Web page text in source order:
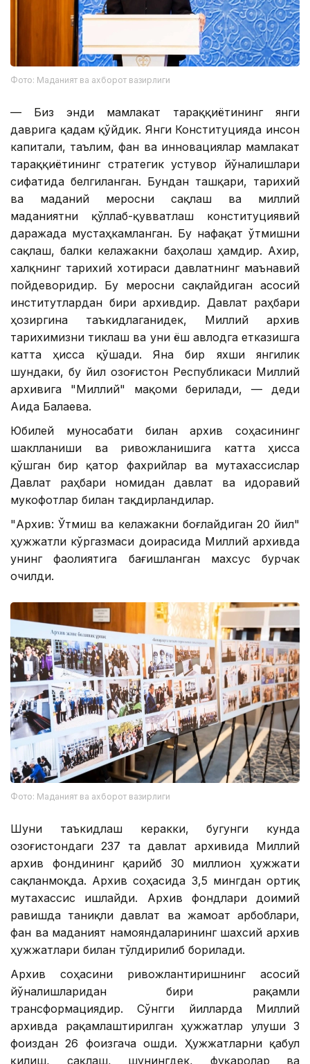
Фото: Маданият ва ахборот вазирлиги
— ​​Биз энди мамлакат тараққиётининг янги
даврига қадам қўйдик. Янги Конституцияда инсон
капитали, таълим, фан ва инновациялар мамлакат
тараққиётининг стратегик устувор йўналишлари
сифатида белгиланган. Бундан ташқари, тарихий
ва маданий меросни сақлаш ва миллий
маданиятни қўллаб-қувватлаш конституциявий
даражада мустаҳкамланган. Бу нафақат ўтмишни
сақлаш, балки келажакни баҳолаш ҳамдир. Ахир,
халқнинг тарихий хотираси давлатнинг маънавий
пойдеворидир. Бу меросни сақлайдиган асосий
институтлардан бири архивдир. Давлат раҳбари
ҳозиргина таъкидлаганидек, Миллий архив
тарихимизни тиклаш ва уни ёш авлодга етказишга
катта ҳисса қўшади. Яна бир яхши янгилик
шундаки, бу йил Қозоғистон Республикаси Миллий
архивига "Миллий" мақоми берилади, — деди
Аида Балаева.
Юбилей муносабати билан архив соҳасининг
шаклланиши ва ривожланишига катта ҳисса
қўшган бир қатор фахрийлар ва мутахассислар
Давлат раҳбари номидан давлат ва идоравий
мукофотлар билан тақдирландилар.
"Архив: Ўтмиш ва келажакни боғлайдиган 20 йил"
ҳужжатли кўргазмаси доирасида Миллий архивда
унинг фаолиятига бағишланган махсус бурчак
очилди.
Фото: Маданият ва ахборот вазирлиги
Шуни таъкидлаш керакки, бугунги кунда
Қозоғистондаги 237 та давлат архивида Миллий
архив фондининг қарийб 30 миллион ҳужжати
сақланмоқда. Архив соҳасида 3,5 мингдан ортиқ
мутахассис ишлайди. Архив фондлари доимий
равишда таниқли давлат ва жамоат арбоблари,
фан ва маданият намояндаларининг шахсий архив
ҳужжатлари билан тўлдирилиб борилади.
Архив соҳасини ривожлантиришнинг асосий
йўналишларидан бири рақамли
трансформациядир. Сўнгги йилларда Миллий
архивда рақамлаштирилган ҳужжатлар улуши 3
фоиздан 26 фоизгача ошди. Ҳужжатларни қабул
қилиш, сақлаш, шунингдек, фуқаролар ва